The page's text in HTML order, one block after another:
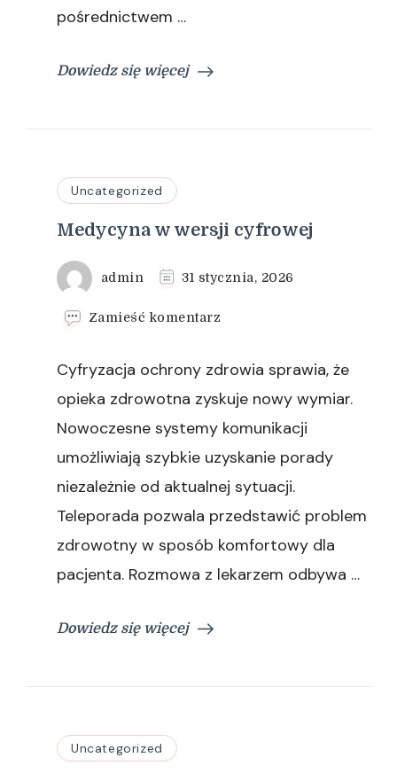
pośrednictwem …
Dowiedz się więcej
Uncategorized
Medycyna w wersji cyfrowej
admin 31 stycznia, 2026
Zamieść komentarz
w
wersji
cyfrowej
Cyfryzacja ochrony zdrowia sprawia, że
opieka zdrowotna zyskuje nowy wymiar.
Nowoczesne systemy komunikacji
umożliwiają szybkie uzyskanie porady
niezależnie od aktualnej sytuacji.
Teleporada pozwala przedstawić problem
zdrowotny w sposób komfortowy dla
pacjenta. Rozmowa z lekarzem odbywa …
Dowiedz się więcej
Uncategorized